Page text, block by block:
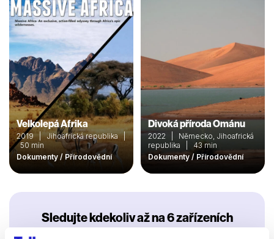
Velkolepá Afrika
2019 | Jihoafrická republika |
50 min
Dokumenty / Přírodovědní
Divoká příroda Ománu
2022 | Německo, Jihoafrická
republika | 43 min
Dokumenty / Přírodovědní
Sledujte kdekoliv až na 6 zařízeních